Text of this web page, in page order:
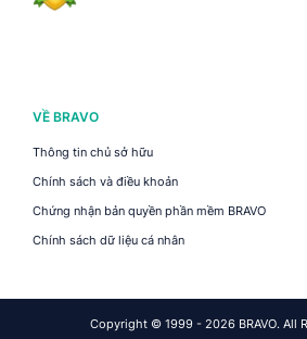
VỀ BRAVO
Thông tin chủ sở hữu
Chính sách và điều khoản
Chứng nhận bản quyền phần mềm BRAVO
Chính sách dữ liệu cá nhân
Copyright © 1999 - 2026 BRAVO. All